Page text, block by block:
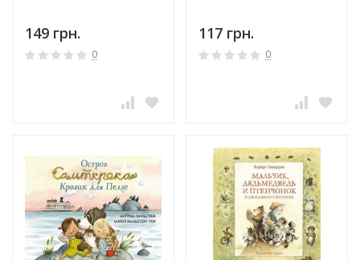
149 грн.
0
117 грн.
0